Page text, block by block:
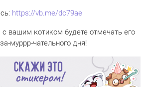
https://vb.me/dc79ae
с вашим котиком будете отмечать его
муррр-чательного дня!